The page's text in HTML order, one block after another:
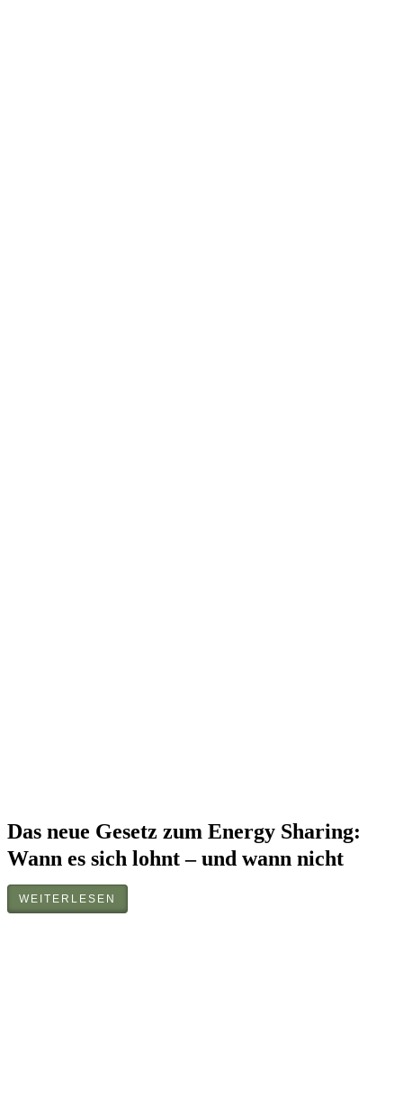
Das neue Gesetz zum Energy Sharing:
Wann es sich lohnt – und wann nicht
WEITERLESEN